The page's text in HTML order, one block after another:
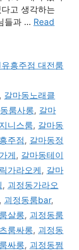
고 생각하는
들과 … Read
흥주점 대전룸
, 갈마동노래클
룸사롱, 갈마
니스룸, 갈마동
주점, 갈마동정
게 , 갈마동테이
가라오케, 갈마
, 괴정동가라오
, 괴정동룸bar,
살롱, 괴정동룸
룸싸롱, 괴정동
싸롱, 괴정동쩜